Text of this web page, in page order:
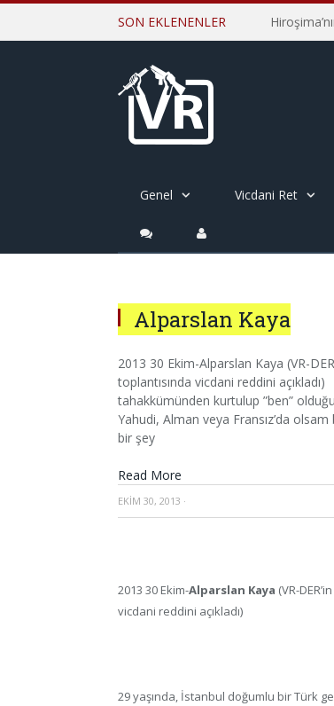
SON EKLENENLER
Genel Vicdani Ret
Alparslan Kaya
2013 30 Ekim-Alparslan Kaya (VR-
toplantısında vicdani reddini
tahakkümünden kurtulup ”ben”
Yahudi, Alman veya Fransız’da
bir şey
Read More
EKIM 30, 2013 ·
2013 30 Ekim-Alparslan Kaya (VR-
vicdani reddini açıkladı)
29 yaşında, İstanbul doğumlu bir Türk